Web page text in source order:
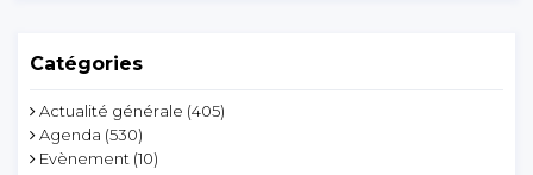
Catégories
Actualité générale (405)
Agenda (530)
Evènement (10)